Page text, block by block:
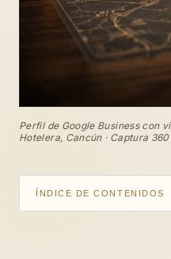
Perfil de Google Business con
Hotelera, Cancún · Captura
ÍNDICE DE CONTENIDOS